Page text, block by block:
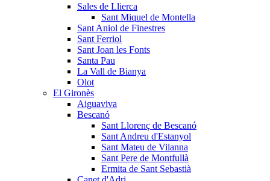
Sales de Llierca
Sant Miquel de Montella
Sant Aniol de Finestres
Sant Ferriol
Sant Joan les Fonts
Santa Pau
La Vall de Bianya
Olot
El Gironès
Aiguaviva
Bescanó
Sant Llorenç de Bescanó
Sant Andreu d'Estanyol
Sant Mateu de Vilanna
Sant Pere de Montfullà
Ermita de Sant Sebastià